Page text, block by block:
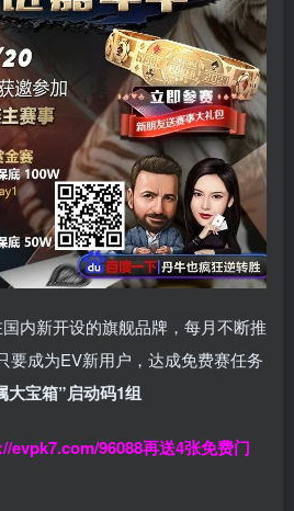
内新开设的旗舰品牌，每月不断推
要成为EV新用户，达成免费赛任务
大宝箱”启动码1组
evpk7.com/96088再送4张免费门